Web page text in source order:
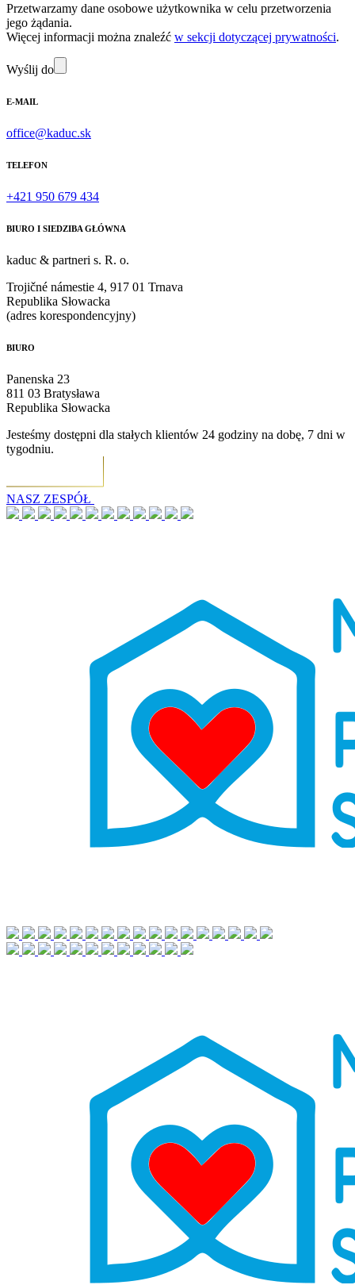
Przetwarzamy dane osobowe użytkownika w celu przetworzenia
jego żądania.
Więcej informacji można znaleźć w sekcji dotyczącej prywatności.
Wyślij do
E-MAIL
office@kaduc.sk
TELEFON
+421 950 679 434
BIURO I SIEDZIBA GŁÓWNA
kaduc & partneri s. R. o.
Trojičné námestie 4, 917 01 Trnava
Republika Słowacka
(adres korespondencyjny)
BIURO
Panenska 23
811 03 Bratysława
Republika Słowacka
Jesteśmy dostępni dla stałych klientów 24 godziny na dobę, 7 dni w
tygodniu.
NASZ ZESPÓŁ